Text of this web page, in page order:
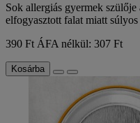
Sok allergiás gyermek
elfogyasztott falat miatt súlyos
390 Ft ÁFA nélkül: 307 Ft
Kosárba